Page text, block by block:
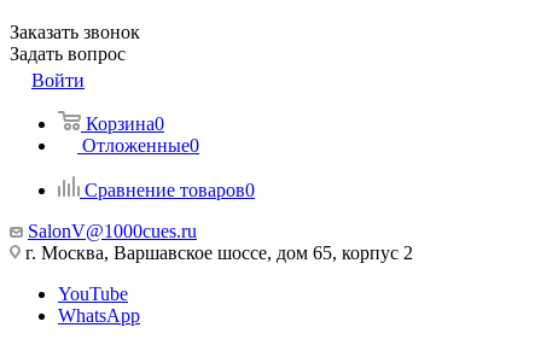
Заказать звонок
Задать вопрос
Войти
Корзина0
Отложенные0
Сравнение товаров0
SalonV@1000cues.ru
г. Москва, Варшавское шоссе, дом 65, корпус 2
YouTube
WhatsApp